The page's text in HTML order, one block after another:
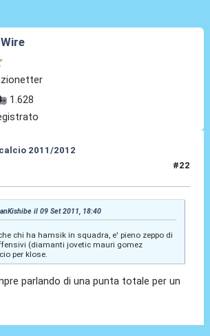
Wire
1.628
2011/2012
#22
il 09 Set 2011, 18:40
chi ha hamsik in squadra, e' pieno zeppo di
(diamanti jovetic mauri gomez
per klose.
parlando di una punta totale per un